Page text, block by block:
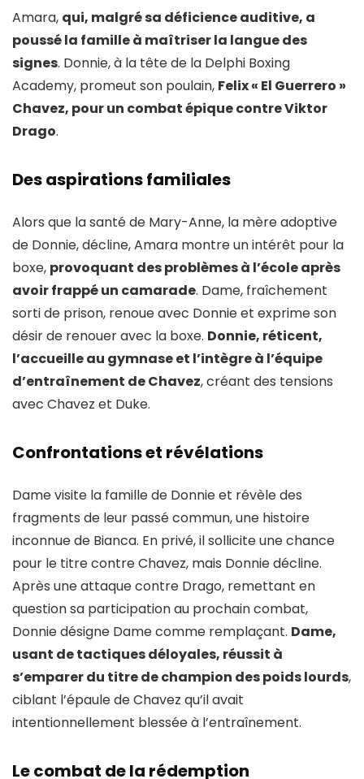
Amara, qui, malgré sa déficience auditive, a
poussé la famille à maîtriser la langue des
signes. Donnie, à la tête de la Delphi Boxing
Academy, promeut son poulain, Felix « El Guerrero »
Chavez, pour un combat épique contre Viktor
Drago.
Des aspirations familiales
Alors que la santé de Mary-Anne, la mère adoptive
de Donnie, décline, Amara montre un intérêt pour la
boxe, provoquant des problèmes à l’école après
avoir frappé un camarade. Dame, fraîchement
sorti de prison, renoue avec Donnie et exprime son
désir de renouer avec la boxe. Donnie, réticent,
l’accueille au gymnase et l’intègre à l’équipe
d’entraînement de Chavez, créant des tensions
avec Chavez et Duke.
Confrontations et révélations
Dame visite la famille de Donnie et révèle des
fragments de leur passé commun, une histoire
inconnue de Bianca. En privé, il sollicite une chance
pour le titre contre Chavez, mais Donnie décline.
Après une attaque contre Drago, remettant en
question sa participation au prochain combat,
Donnie désigne Dame comme remplaçant. Dame,
usant de tactiques déloyales, réussit à
s’emparer du titre de champion des poids lourds,
ciblant l’épaule de Chavez qu’il avait
intentionnellement blessée à l’entraînement.
Le combat de la rédemption